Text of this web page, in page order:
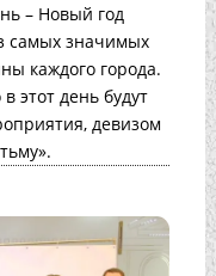
– Новый год
самых значимых
каждого города.
этот день будут
девизом